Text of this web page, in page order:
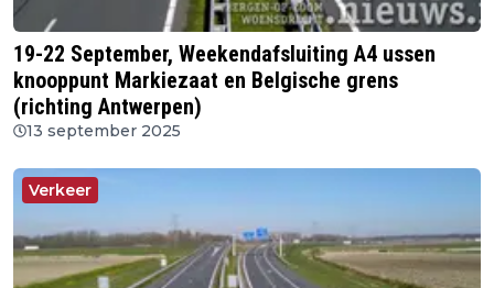
19-22 September, Weekendafsluiting A4 ussen
knooppunt Markiezaat en Belgische grens
(richting Antwerpen)
13 september 2025
Verkeer